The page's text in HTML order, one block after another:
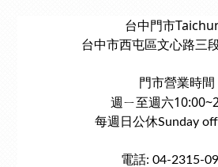
台中門市
台中市西屯區文心路三
門市營業時間
週ㄧ至週六
每週日公休Sunday
電話: 04-2315-